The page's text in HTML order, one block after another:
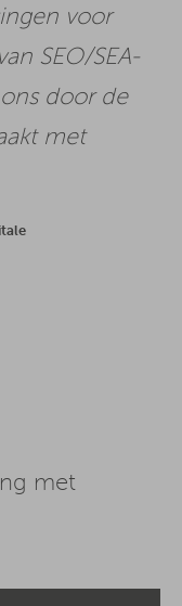
voor
SEO/SEA-
door de
met
met